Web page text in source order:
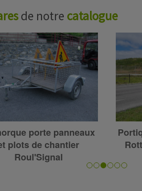
de notre catalogue
manuel à lisse
Cadeo -